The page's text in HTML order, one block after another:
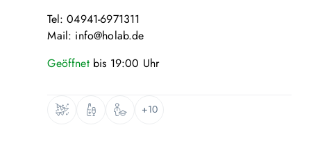
Tel: 04941-6971311
Mail: info@holab.de
Geöffnet bis 19:00 Uhr
+10